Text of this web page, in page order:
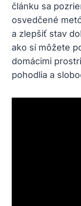
článku sa
osvedčené
a zlepšiť stav
ako si môžete
domácimi
pohodlia a